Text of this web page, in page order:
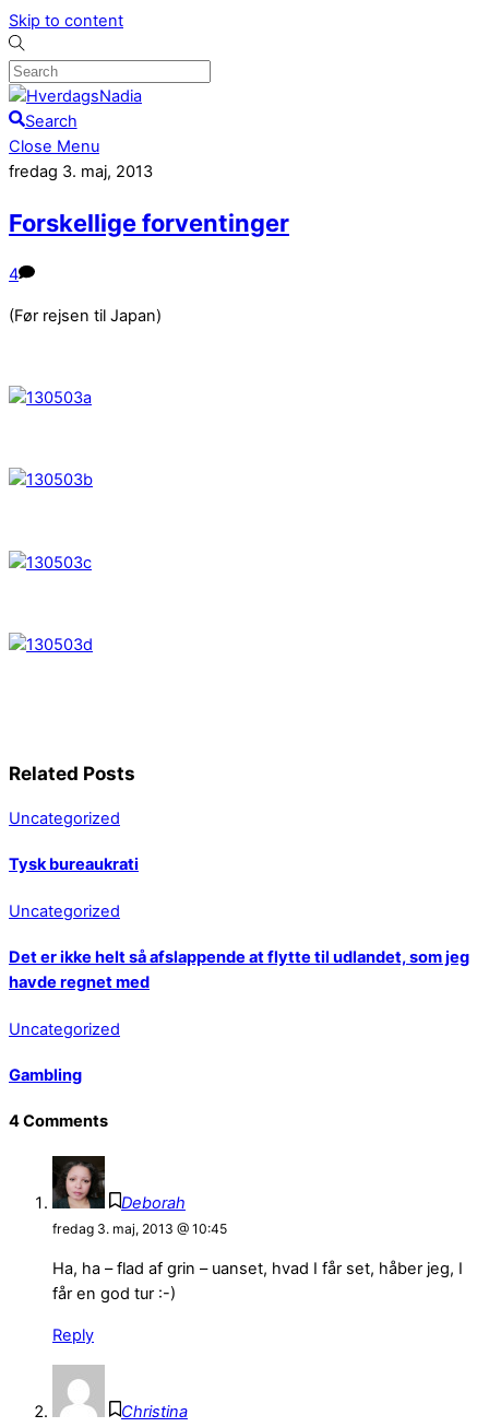
Skip to content
Search
Close Menu
fredag 3. maj, 2013
Forskellige forventinger
4
(Før rejsen til Japan)
Related Posts
Uncategorized
Tysk bureaukrati
Uncategorized
Det er ikke helt så afslappende at flytte til udlandet, som jeg
havde regnet med
Uncategorized
Gambling
4 Comments
Deborah
fredag 3. maj, 2013 @ 10:45
Ha, ha – flad af grin – uanset, hvad I får set, håber jeg, I
får en god tur :-)
Reply
Christina